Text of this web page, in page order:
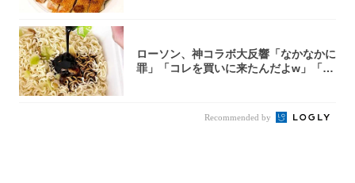
ローソン、神コラボ大反響「なかなかに
罪」「コレを買いに来たんだよw」「３
Recommended by